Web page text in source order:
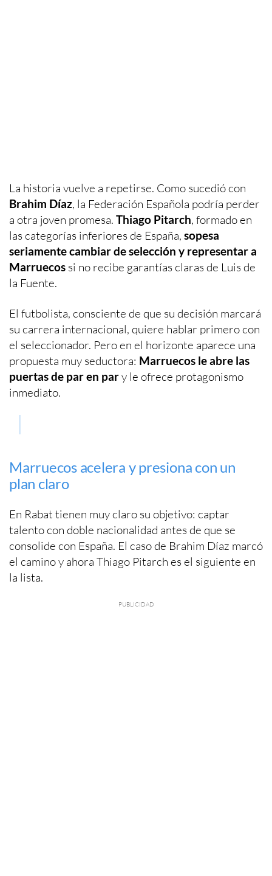
La historia vuelve a repetirse. Como sucedió con
Brahim Díaz, la Federación Española podría perder
a otra joven promesa. Thiago Pitarch, formado en
las categorías inferiores de España, sopesa
seriamente cambiar de selección y representar a
Marruecos si no recibe garantías claras de Luis de
la Fuente.
El futbolista, consciente de que su decisión marcará
su carrera internacional, quiere hablar primero con
el seleccionador. Pero en el horizonte aparece una
propuesta muy seductora: Marruecos le abre las
puertas de par en pary le ofrece protagonismo
inmediato.
Marruecos acelera y presiona con un
plan claro
En Rabat tienen muy claro su objetivo: captar
talento con doble nacionalidad antes de que se
consolide con España. El caso de Brahim Díaz marcó
el camino y ahora Thiago Pitarch es el siguiente en
la lista.